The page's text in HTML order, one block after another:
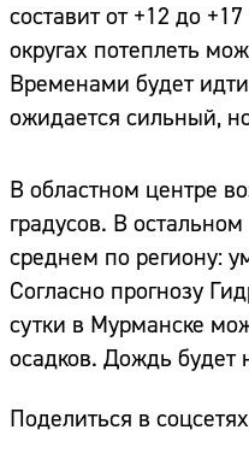
составит от +12 до
округах потеплеть
Временами будет
ожидается сильный,
В областном центре
градусов. В
среднем по региону:
Согласно прогнозу
сутки в Мурманске
осадков. Дождь будет
Поделиться в